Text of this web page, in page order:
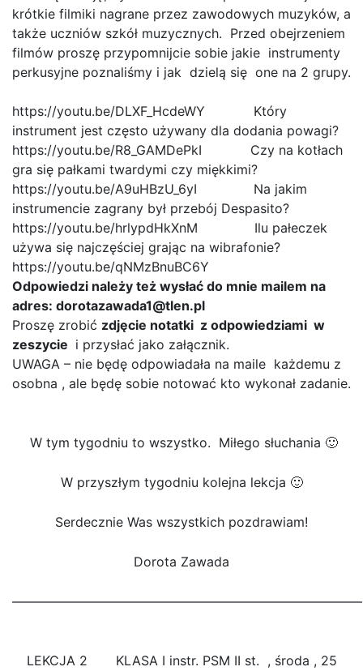
krótkie filmiki nagrane przez zawodowych muzyków, a
także uczniów szkół muzycznych. Przed obejrzeniem
filmów proszę przypomnijcie sobie jakie instrumenty
perkusyjne poznaliśmy i jak dzielą się one na 2 grupy.
https://youtu.be/DLXF_HcdeWY Który
instrument jest często używany dla dodania powagi?
https://youtu.be/R8_GAMDePkI Czy na kotłach
gra się pałkami twardymi czy miękkimi?
https://youtu.be/A9uHBzU_6yI Na jakim
instrumencie zagrany był przebój Despasito?
https://youtu.be/hrlypdHkXnM Ilu pałeczek
używa się najczęściej grając na wibrafonie?
https://youtu.be/qNMzBnuBC6Y
Odpowiedzi należy też wysłać do mnie mailem na
adres: dorotazawada1@tlen.pl
Proszę zrobić zdjęcie notatki z odpowiedziami w
zeszycie i przysłać jako załącznik.
UWAGA – nie będę odpowiadała na maile każdemu z
osobna , ale będę sobie notować kto wykonał zadanie.
W tym tygodniu to wszystko. Miłego słuchania 🙂
W przyszłym tygodniu kolejna lekcja 🙂
Serdecznie Was wszystkich pozdrawiam!
Dorota Zawada
———————————————————————————
LEKCJA 2 KLASA I instr. PSM II st. , środa , 25